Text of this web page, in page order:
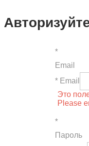
*
Email
* Email
Это
Please
*
Пароль